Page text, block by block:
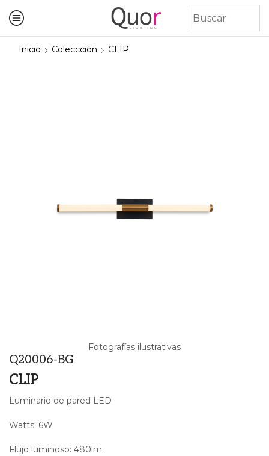
Inicio Coleccción CLIP
Fotografías ilustrativas
Q20006-BG
CLIP
Luminario de pared LED
Watts: 6W
Flujo luminoso: 480lm